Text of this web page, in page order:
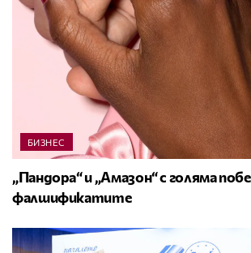
БИЗНЕС
„Пандора“ и „Амазон“ с голяма
фалшификатите